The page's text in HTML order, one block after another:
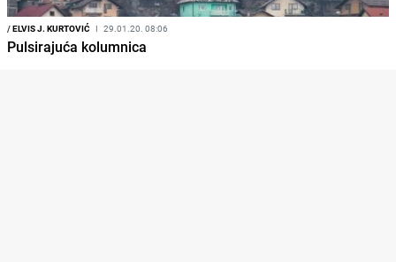
/ELVIS J. KURTOVIĆ I 29.01.20. 08:06
Pulsirajuća kolumnica